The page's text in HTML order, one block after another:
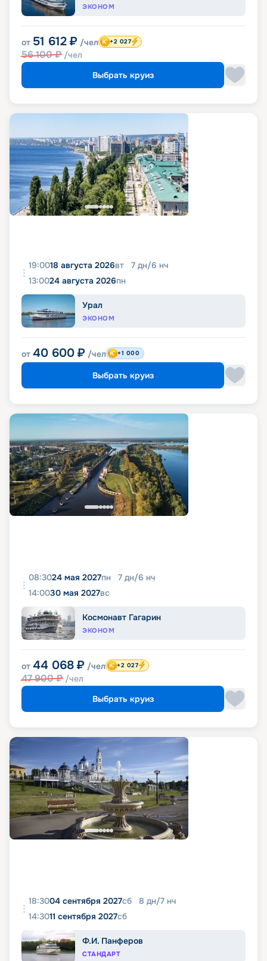
ЭКОНОМ
от 51 612 ₽ /чел
56 100₽ /чел
+2 027
Выбрать круиз
19:0018 августа 2026вт 7 дн/6 нч
13:0024 августа 2026пн
Урал
ЭКОНОМ
от 40 600 ₽ /чел +1 000
Выбрать круиз
08:3024 мая 2027пн 7 дн/6 нч
14:0030 мая 2027вс
Космонавт Гагарин
ЭКОНОМ
от 44 068 ₽ /чел
47 900₽ /чел
+2 027
Выбрать круиз
18:3004 сентября 2027сб 8 дн/7 нч
14:3011 сентября 2027сб
Ф.И. Панферов
СТАНДАРТ